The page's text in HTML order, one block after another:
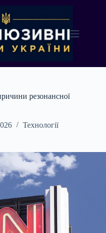
резонансної
Технології